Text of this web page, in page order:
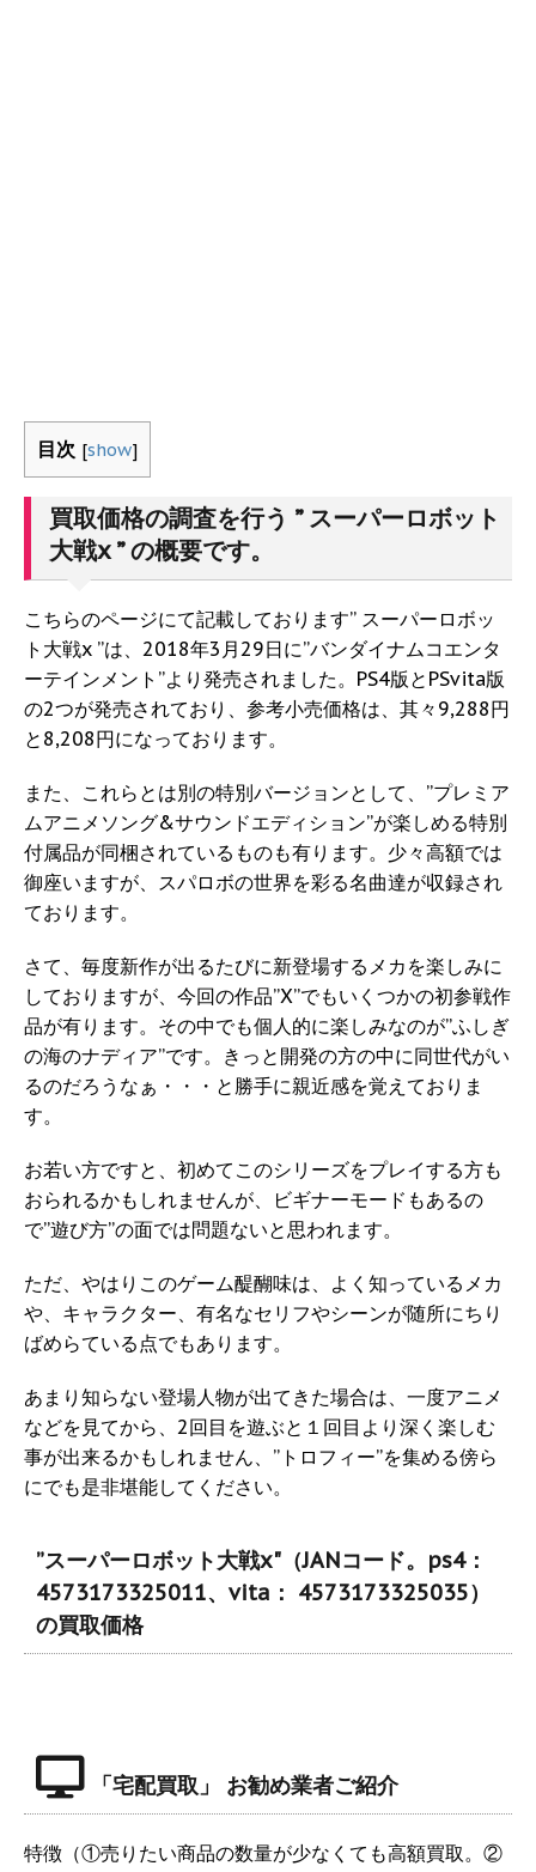
目次 [show]
買取価格の調査を行う ” スーパーロボット
大戦x ” の概要です。
こちらのページにて記載しております” スーパーロボッ
ト大戦x ”は、2018年3月29日に”バンダイナムコエンタ
ーテインメント”より発売されました。PS4版とPSvita版
の2つが発売されており、参考小売価格は、其々9,288円
と8,208円になっております。
また、これらとは別の特別バージョンとして、”プレミア
ムアニメソング&サウンドエディション”が楽しめる特別
付属品が同梱されているものも有ります。少々高額では
御座いますが、スパロボの世界を彩る名曲達が収録され
ております。
さて、毎度新作が出るたびに新登場するメカを楽しみに
しておりますが、今回の作品”X”でもいくつかの初参戦作
品が有ります。その中でも個人的に楽しみなのが”ふしぎ
の海のナディア”です。きっと開発の方の中に同世代がい
るのだろうなぁ・・・と勝手に親近感を覚えておりま
す。
お若い方ですと、初めてこのシリーズをプレイする方も
おられるかもしれませんが、ビギナーモードもあるの
で”遊び方”の面では問題ないと思われます。
ただ、やはりこのゲーム醍醐味は、よく知っているメカ
や、キャラクター、有名なセリフやシーンが随所にちり
ばめらている点でもあります。
あまり知らない登場人物が出てきた場合は、一度アニメ
などを見てから、2回目を遊ぶと１回目より深く楽しむ
事が出来るかもしれません、”トロフィー”を集める傍ら
にでも是非堪能してください。
”スーパーロボット大戦x"（JANコード。ps4：
4573173325011、vita： 4573173325035）
の買取価格
「宅配買取」 お勧め業者ご紹介
特徴（①売りたい商品の数量が少なくても高額買取。②